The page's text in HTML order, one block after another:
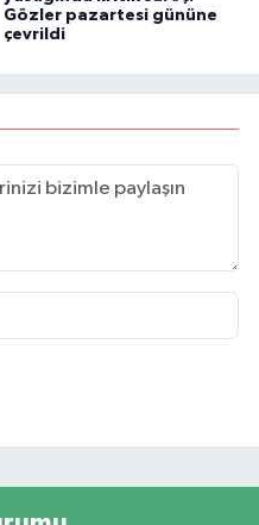
Gözler pazartesi gününe
çevrildi